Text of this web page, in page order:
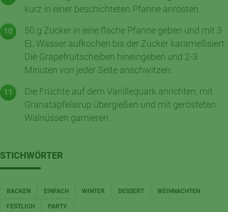
kurz in einer beschichteten Pfanne anrösten.
50 g Zucker in eine flache Pfanne geben und mit 3
EL Wasser aufkochen bis der Zucker karamellisiert.
Die Grapefruitscheiben hineingeben und 2-3
Minuten von jeder Seite anschwitzen.
Die Früchte auf dem Vanillequark anrichten, mit
Granatapfelsirup übergießen und mit gerösteten
Walnüssen garnieren.
STICHWÖRTER
BACKEN EINFACH WINTER DESSERT WEIHNACHTEN
FESTLICH PARTY